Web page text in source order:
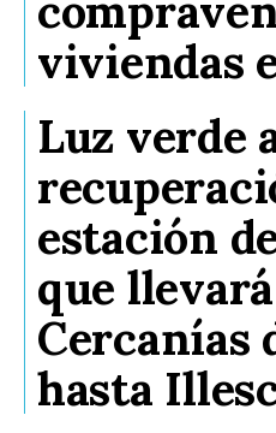
viviendas
Luz verde
estación
que
Cercanías
hasta